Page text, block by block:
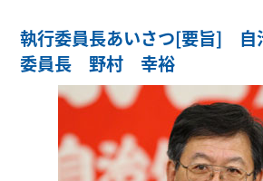
執行委員長あいさつ[要旨] 自
委員長 野村 幸裕